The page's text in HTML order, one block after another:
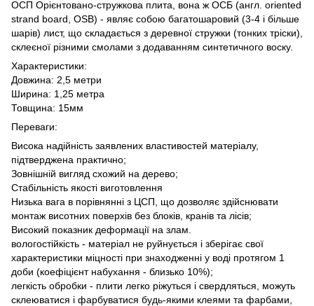
ОСП Орієнтовано-стружкова плита, вона ж ОСБ (англ. oriented
strand board, OSB) - являє собою багатошаровий (3-4 і більше
шарів) лист, що складається з деревної стружки (тонких тріски),
склеєної різними смолами з додаванням синтетичного воску.
Характеристики:
Довжина: 2,5 метри
Ширина: 1,25 метра
Товщина: 15мм
Переваги:
Висока надійність заявлених властивостей матеріалу,
підтверджена практично;
Зовнішній вигляд схожий на дерево;
Стабільність якості виготовлення
Низька вага в порівнянні з ЦСП, що дозволяє здійснювати
монтаж висотних поверхів без блоків, кранів та лісів;
Високий показник деформації на злам.
вологостійкість - матеріал не руйнується і зберігає свої
характеристики міцності при знаходженні у воді протягом 1
доби (коефіцієнт набухання - близько 10%);
легкість обробки - плити легко ріжуться і свердляться, можуть
склеюватися і фарбуватися будь-якими клеями та фарбами,